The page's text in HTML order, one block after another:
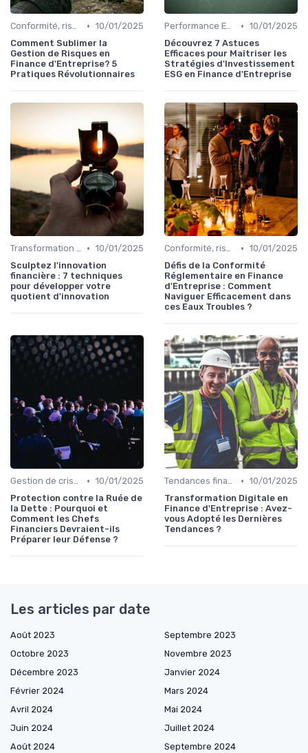
Conformité, risques & réglementation • 10/01/2025
Comment Sublimer la
Gestion de Risques en
Finance d'Entreprise? 5
Pratiques Révolutionnaires
Performance ESG & finance durable • 10/01/2025
Découvrez 7 Astuces
Efficaces pour Maîtriser les
Stratégies d'Investissement
ESG en Finance d'Entreprise
Transformation de la fonction finance • 10/01/2025
Sculptez l'innovation
financière : 7 techniques
pour développer votre
quotient d'innovation
Conformité, risques & réglementation • 10/01/2025
Défis de la Conformité
Réglementaire en Finance
d'Entreprise : Comment
Naviguer Efficacement dans
ces Eaux Troubles ?
Gestion de crise & résilience financière • 10/01/2025
Protection contre la Ruée de
la Dette : Pourquoi et
Comment les Chefs
Financiers Devraient-ils
Préparer leur Défense ?
Tendances finance d’entreprise • 10/01/2025
Transformation Digitale en
Finance d'Entreprise : Avez-
vous Adopté les Dernières
Tendances ?
Les articles par date
Août 2023
Septembre 2023
Octobre 2023
Novembre 2023
Décembre 2023
Janvier 2024
Février 2024
Mars 2024
Avril 2024
Mai 2024
Juin 2024
Juillet 2024
Août 2024
Septembre 2024